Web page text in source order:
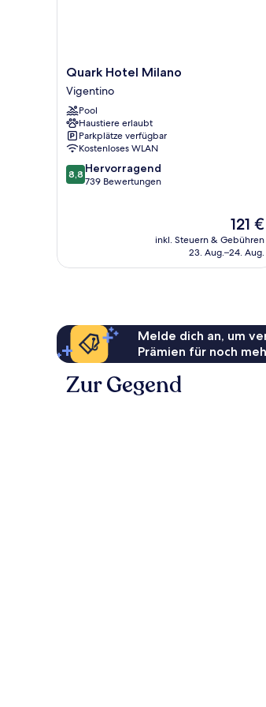
Quark
Hotel
Milano
Vigentino
Quark Hotel Milano
Vigentino
Pool
Haustiere erlaubt
Parkplätze verfügbar
Kostenloses WLAN
8.8
von
8,8 Hervorragend
739 Bewertungen
Der
Preis
beträgt
121 €
inkl. Steuern & Gebühren
23. Aug.–24. Aug.
Melde dich an, um
Prämien für noch
Zur Gegend